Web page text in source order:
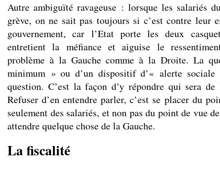
Autre ambiguïté ravageuse : lorsque les salariés
grève, on ne sait pas toujours si c’est contre leur
gouvernement, car l’Etat porte les deux
entretient la méfiance et aiguise le
problème à la Gauche comme à la Droite. La
minimum » ou d’un dispositif d’« alerte
question. C’est la façon d’y répondre qui sera
Refuser d’en entendre parler, c’est se placer du
seulement des salariés, et non pas du point de vue
attendre quelque chose de la Gauche.
La fiscalité